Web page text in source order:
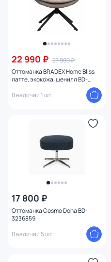
22 990 ₽ 27 990 ₽
Оттоманка BRADEX Home Bliss
латте, экокожа, шенилл BD-
В наличии 1 шт.
17 800 ₽
Оттоманка Cosmo Doha BD-
3236859
В наличии 5 шт.
Бренд
Цвет
Тип помещения
Форма